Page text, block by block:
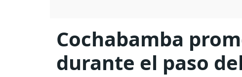
Cochabamba
durante el paso